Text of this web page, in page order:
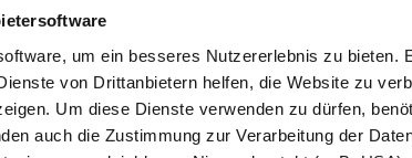
um ein besseres Nutzererlebnis zu bieten.
von Drittanbietern helfen, die Website zu
Um diese Dienste verwenden zu dürfen,
auch die Zustimmung zur Verarbeitung der